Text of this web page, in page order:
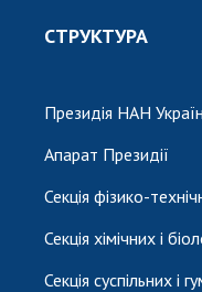
СТРУКТУРА
Президія НАН
Апарат Президії
Секція фізико-
Секція хімічних і
Секція суспільних і